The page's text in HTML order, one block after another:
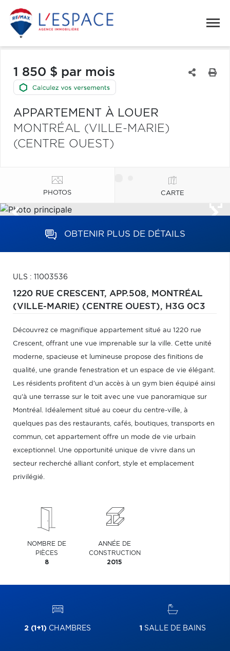
1 850 $ par mois
APPARTEMENT À LOUER
MONTRÉAL (VILLE-MARIE)
(CENTRE OUEST)
PHOTOS CARTE
OBTENIR PLUS DE DÉTAILS
ULS : 11003536
1220 RUE CRESCENT, APP.508, MONTRÉAL
(VILLE-MARIE) (CENTRE OUEST), H3G 0C3
Découvrez ce magnifique appartement situé au 1220 rue
Crescent, offrant une vue imprenable sur la ville. Cette unité
moderne, spacieuse et lumineuse propose des finitions de
qualité, une grande fenestration et un espace de vie élégant.
Les résidents profitent d'un accès à un gym bien équipé ainsi
qu'à une terrasse sur le toit avec une vue panoramique sur
Montréal. Idéalement situé au coeur du centre-ville, à
quelques pas des restaurants, cafés, boutiques, transports en
commun, cet appartement offre un mode de vie urbain
exceptionnel. Une opportunité unique de vivre dans un
secteur recherché alliant confort, style et emplacement
privilégié.
NOMBRE DE
PIÈCES
8
ANNÉE DE
CONSTRUCTION
2015
2 (1+1) CHAMBRES 1 SALLE DE BAINS